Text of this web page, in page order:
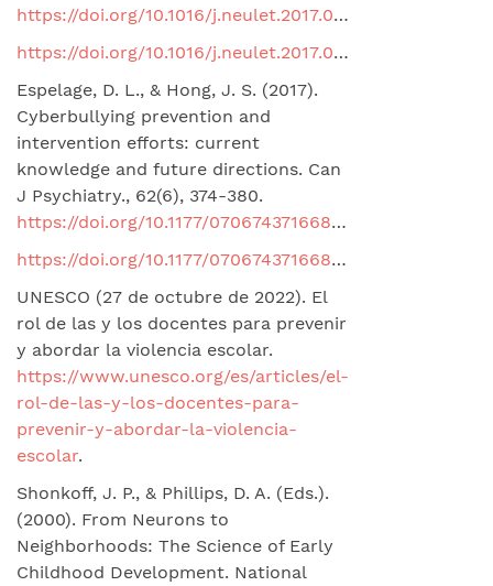
https://doi.org/10.1016/j.neulet.2017.06.054
https://doi.org/10.1016/j.neulet.2017.06.054
Espelage, D. L., & Hong, J. S. (2017).
Cyberbullying prevention and
intervention efforts: current
knowledge and future directions. Can
J Psychiatry., 62(6), 374-380.
https://doi.org/10.1177/0706743716684793
https://doi.org/10.1177/0706743716684793
UNESCO (27 de octubre de 2022). El
rol de las y los docentes para prevenir
y abordar la violencia escolar.
https://www.unesco.org/es/articles/el-
rol-de-las-y-los-docentes-para-
prevenir-y-abordar-la-violencia-
escolar.
Shonkoff, J. P., & Phillips, D. A. (Eds.).
(2000). From Neurons to
Neighborhoods: The Science of Early
Childhood Development. National